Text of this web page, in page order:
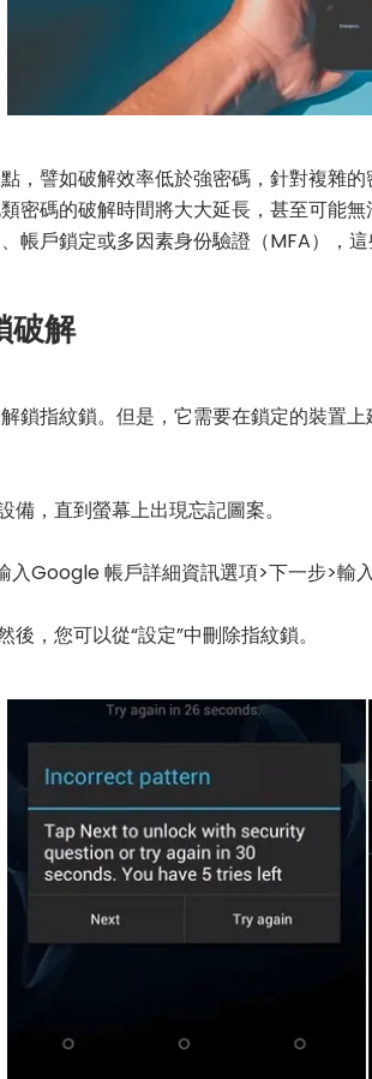
，譬如破解效率低於強密碼，針對複雜
密碼的破解時間將大大延長，甚至可能
帳戶鎖定或多因素身份驗證（MFA），這
破解
鎖指紋鎖。但是，它需要在鎖定的裝置
備，直到螢幕上出現忘記圖案。
入Google 帳戶詳細資訊選項>下一步>輸
，您可以從“設定”中刪除指紋鎖。